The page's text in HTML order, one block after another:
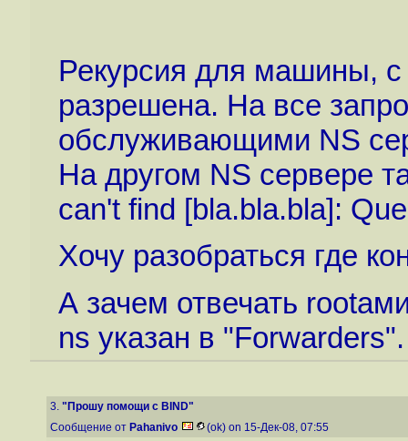
Рекурсия для машины, с
разрешена. На все
обслуживающими NS
На другом NS сервере
can't find [bla.bla.bla]:
Хочу разобраться где
А зачем отвечать
ns указан в "Forwarders".
3. "Прошу помощи с BIND"
Сообщение от Pahanivo (ok) on 15-Дек-08, 07:55